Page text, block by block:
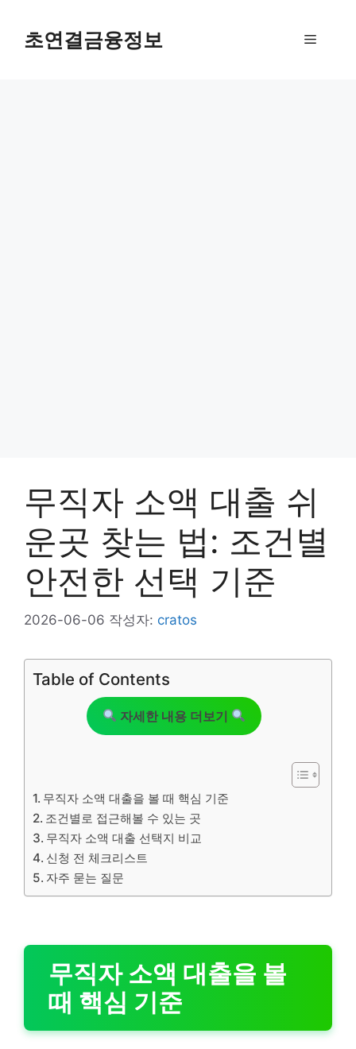
초연결금융정보 메
무직자 소액 대출 쉬
운곳 찾는 법: 조건별
안전한 선택 기준
2026-06-06 작성자: cratos
Table of Contents
자세한 내용 더보기
무직자 소액 대출을 볼 때 핵심 기준
조건별로 접근해볼 수 있는 곳
무직자 소액 대출 선택지 비교
신청 전 체크리스트
자주 묻는 질문
무직자 소액 대출을 볼
때 핵심 기준